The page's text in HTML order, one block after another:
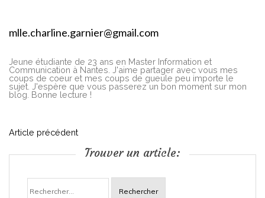
mlle.charline.garnier@gmail.com
Jeune étudiante de 23 ans en Master Information et
Communication à Nantes. J'aime partager avec vous mes
coups de coeur et mes coups de gueule peu importe le
sujet. J'espère que vous passerez un bon moment sur mon
blog. Bonne lecture !
N
Article précédent
Trouver un article:
Rechercher :